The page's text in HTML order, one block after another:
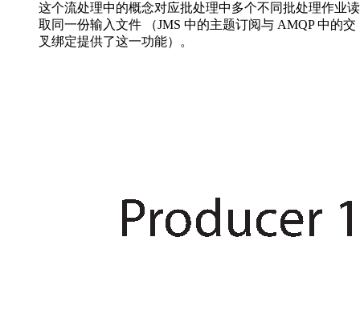
这个流处理中的概念对应批处理中多个不同批处理作业读
取同一份输入文件 （JMS 中的主题订阅与 AMQP 中的交
叉绑定提供了这一功能）。